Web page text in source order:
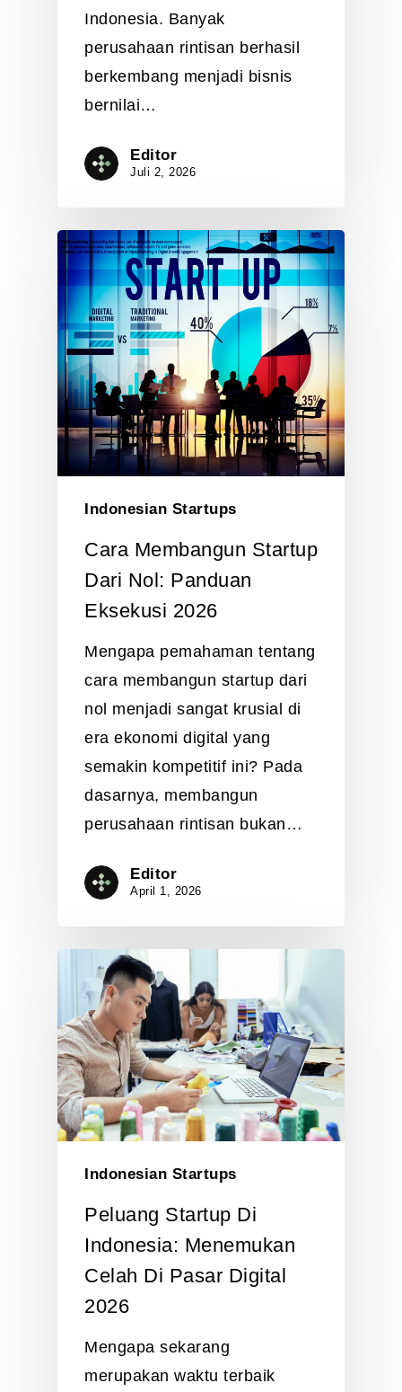
Indonesia. Banyak
perusahaan rintisan berhasil
berkembang menjadi bisnis
bernilai…
Editor
Juli 2, 2026
Indonesian Startups
Cara Membangun Startup
Dari Nol: Panduan
Eksekusi 2026
Mengapa pemahaman tentang
cara membangun startup dari
nol menjadi sangat krusial di
era ekonomi digital yang
semakin kompetitif ini? Pada
dasarnya, membangun
perusahaan rintisan bukan…
Editor
April 1, 2026
Indonesian Startups
Peluang Startup Di
Indonesia: Menemukan
Celah Di Pasar Digital
2026
Mengapa sekarang
merupakan waktu terbaik